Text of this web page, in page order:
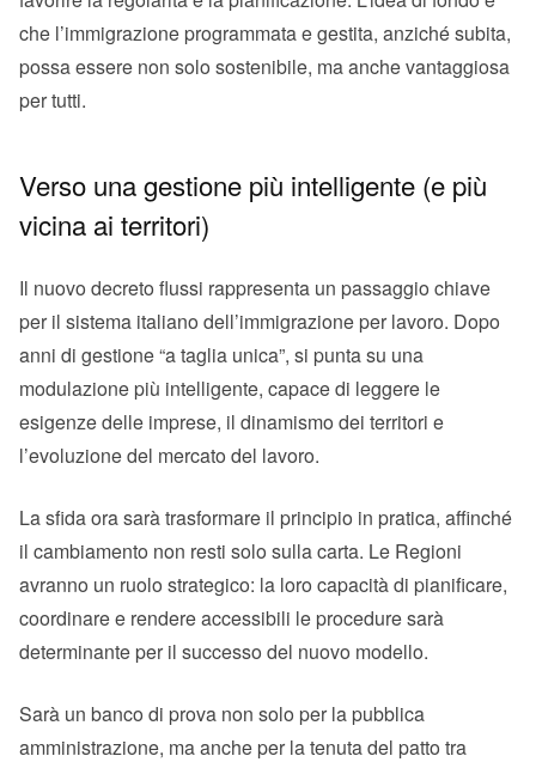
che l’immigrazione programmata e gestita, anziché subita,
possa essere non solo sostenibile, ma anche vantaggiosa
per tutti.
Verso una gestione più intelligente (e più
vicina ai territori)
Il nuovo decreto flussi rappresenta un passaggio chiave
per il sistema italiano dell’immigrazione per lavoro. Dopo
anni di gestione “a taglia unica”, si punta su una
modulazione più intelligente, capace di leggere le
esigenze delle imprese, il dinamismo dei territori e
l’evoluzione del mercato del lavoro.
La sfida ora sarà trasformare il principio in pratica, affinché
il cambiamento non resti solo sulla carta. Le Regioni
avranno un ruolo strategico: la loro capacità di pianificare,
coordinare e rendere accessibili le procedure sarà
determinante per il successo del nuovo modello.
Sarà un banco di prova non solo per la pubblica
amministrazione, ma anche per la tenuta del patto tra